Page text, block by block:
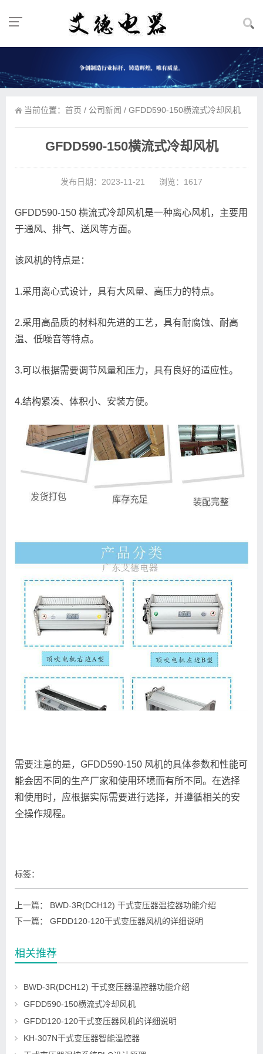
当前位置： 首页 / 公司新闻 / GFDD590-150横流式冷却风机
GFDD590-150横流式冷却风机
发布日期：2023-11-21 浏览：1617
GFDD590-150 横流式冷却风机是一种离心风机，主要用
于通风、排气、送风等方面。
该风机的特点是：
1.采用离心式设计，具有大风量、高压力的特点。
2.采用高品质的材料和先进的工艺，具有耐腐蚀、耐高
温、低噪音等特点。
3.可以根据需要调节风量和压力，具有良好的适应性。
4.结构紧凑、体积小、安装方便。
需要注意的是，GFDD590-150 风机的具体参数和性能可
能会因不同的生产厂家和使用环境而有所不同。在选择
和使用时，应根据实际需要进行选择，并遵循相关的安
全操作规程。
标签：
上一篇：
BWD-3R(DCH12) 干式变压器温控器功能介绍
下一篇：
GFDD120-120干式变压器风机的详细说明
相关推荐
BWD-3R(DCH12) 干式变压器温控器功能介绍
GFDD590-150横流式冷却风机
GFDD120-120干式变压器风机的详细说明
KH-307N干式变压器智能温控器